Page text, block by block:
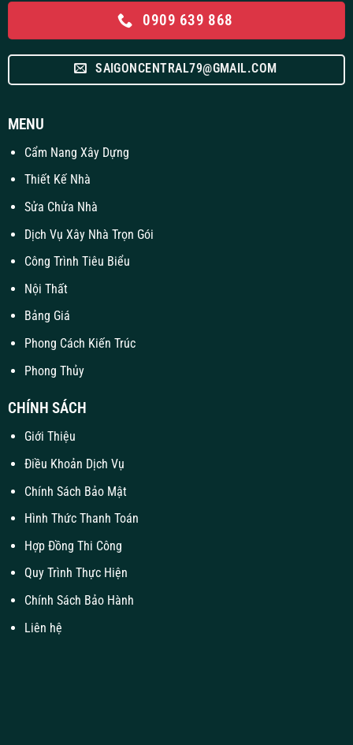
0909 639 868
SAIGONCENTRAL79@GMAIL.COM
MENU
Cẩm Nang Xây Dựng
Thiết Kế Nhà
Sửa Chửa Nhà
Dịch Vụ Xây Nhà Trọn Gói
Công Trình Tiêu Biểu
Nội Thất
Bảng Giá
Phong Cách Kiến Trúc
Phong Thủy
CHÍNH SÁCH
Giới Thiệu
Điều Khoản Dịch Vụ
Chính Sách Bảo Mật
Hình Thức Thanh Toán
Hợp Đồng Thi Công
Quy Trình Thực Hiện
Chính Sách Bảo Hành
Liên hệ